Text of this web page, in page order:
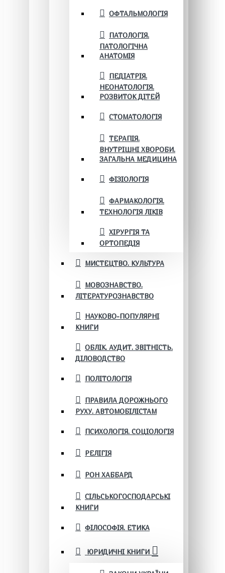
ОФТАЛЬМОЛОГІЯ
ПАТОЛОГІЯ.
ПАТОЛОГІЧНА
АНАТОМІЯ
ПЕДІАТРІЯ.
НЕОНАТОЛОГІЯ.
РОЗВИТОК ДІТЕЙ
СТОМАТОЛОГІЯ
ТЕРАПІЯ.
ВНУТРІШНІ ХВОРОБИ.
ЗАГАЛЬНА МЕДИЦИНА
ФІЗІОЛОГІЯ
ФАРМАКОЛОГІЯ.
ТЕХНОЛОГІЯ ЛІКІВ
ХІРУРГІЯ ТА
ОРТОПЕДІЯ
МИСТЕЦТВО. КУЛЬТУРА
МОВОЗНАВСТВО.
ЛІТЕРАТУРОЗНАВСТВО
НАУКОВО-ПОПУЛЯРНІ
КНИГИ
ОБЛІК. АУДИТ. ЗВІТНІСТЬ.
ДІЛОВОДСТВО
ПОЛІТОЛОГІЯ
ПРАВИЛА ДОРОЖНЬОГО
РУХУ. АВТОМОБІЛІСТАМ
ПСИХОЛОГІЯ. СОЦІОЛОГІЯ
РЕЛІГІЯ
РОН ХАББАРД
СІЛЬСЬКОГОСПОДАРСЬКІ
КНИГИ
ФІЛОСОФІЯ. ЕТИКА
ЮРИДИЧНІ КНИГИ